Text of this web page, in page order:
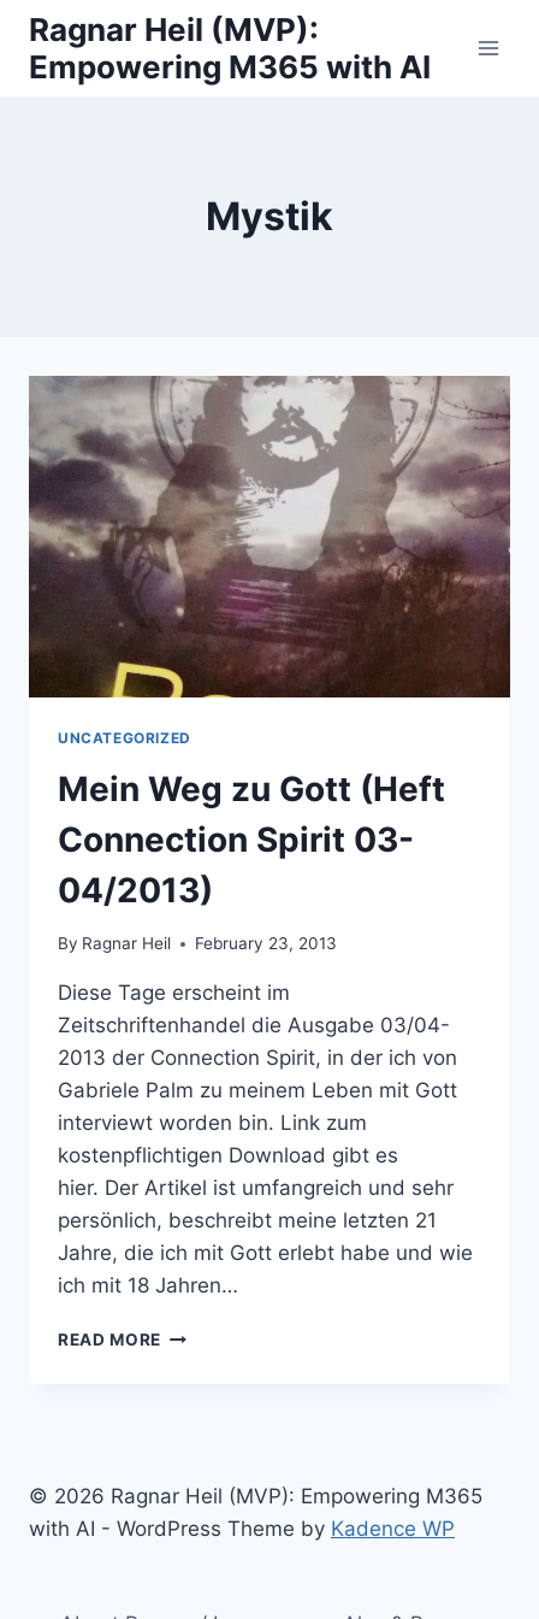
Skip
content
Ragnar Heil (MVP):
Empowering M365 with AI
Mystik
UNCATEGORIZED
Mein Weg zu Gott (Heft
Connection Spirit 03-
04/2013)
By Ragnar Heil February 23, 2013
Diese Tage erscheint im
Zeitschriftenhandel die Ausgabe 03/04-
2013 der Connection Spirit, in der ich von
Gabriele Palm zu meinem Leben mit Gott
interviewt worden bin. Link zum
kostenpflichtigen Download gibt es
hier. Der Artikel ist umfangreich und sehr
persönlich, beschreibt meine letzten 21
Jahre, die ich mit Gott erlebt habe und wie
ich mit 18 Jahren…
READ MORE MEIN
SPIRIT
03-
04/2013)
© 2026 Ragnar Heil (MVP): Empowering M365
with AI - WordPress Theme by Kadence WP